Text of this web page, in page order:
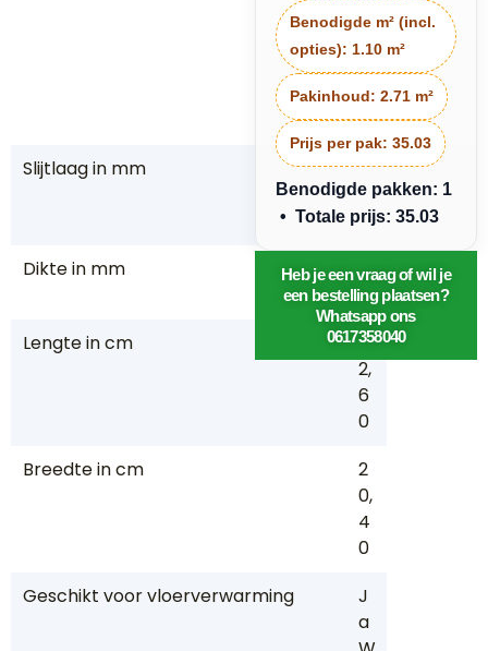
rr
y
Al
lo
c
Slijtlaag in mm
0,
3
0
Dikte in mm
3,
8
Lengte in cm
13
2,
6
0
Breedte in cm
2
0,
4
0
Geschikt voor vloerverwarming
J
a
Benodigde m² (incl.
opties): 1.10 m²
Pakinhoud: 2.71 m²
Prijs per pak: 35.03
Benodigde pakken: 1
• Totale prijs: 35.03
Heb je een vraag of wil je
een bestelling plaatsen?
Whatsapp ons
0617358040